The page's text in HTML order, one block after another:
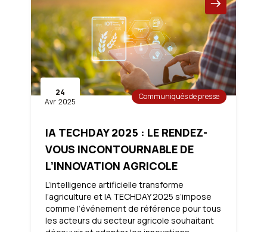
IA TECHDAY 2025 : LE RENDEZ-
VOUS INCONTOURNABLE DE
L’INNOVATION AGRICOLE
L’intelligence artificielle transforme
l’agriculture et IA TECHDAY 2025 s’impose
comme l’événement de référence pour tous
les acteurs du secteur agricole souhaitant
24
Avr 2025
Communiqués de presse